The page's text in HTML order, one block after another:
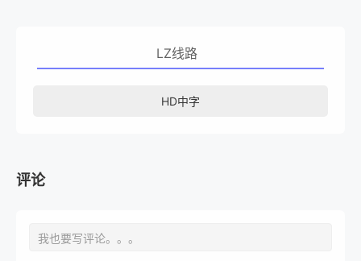
LZ线路
HD中字
评论